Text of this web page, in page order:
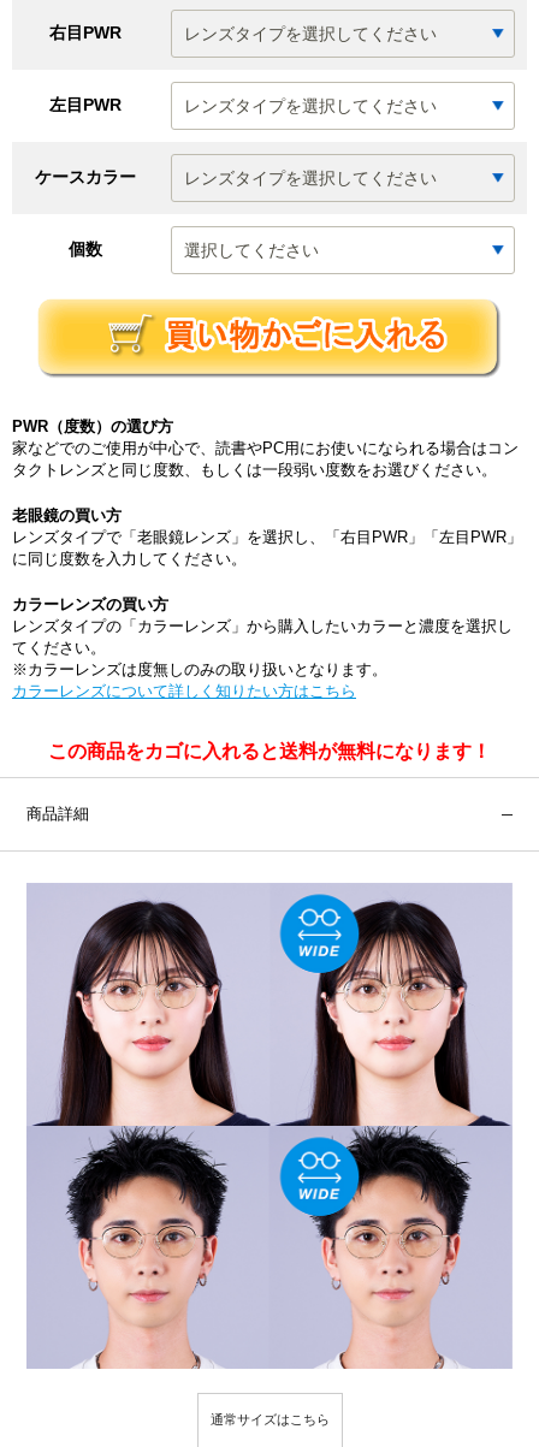
右目PWR
左目PWR
ケースカラー
個数
PWR（度数）の選び方
家などでのご使用が中心で、読書やPC用にお使いになられる場合はコン
タクトレンズと同じ度数、もしくは一段弱い度数をお選びください。
老眼鏡の買い方
レンズタイプで「老眼鏡レンズ」を選択し、「右目PWR」「左目PWR」
に同じ度数を入力してください。
カラーレンズの買い方
レンズタイプの「カラーレンズ」から購入したいカラーと濃度を選択し
てください。
※カラーレンズは度無しのみの取り扱いとなります。
カラーレンズについて詳しく知りたい方はこちら
この商品をカゴに入れると送料が無料になります！
商品詳細
通常サイズはこちら